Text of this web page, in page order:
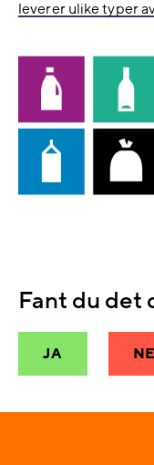
leverer ulike typer
Fant du det
JA NEI